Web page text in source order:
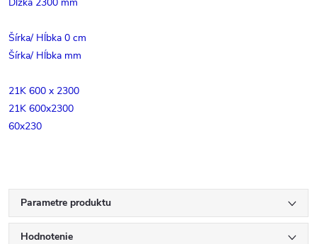
Šírka/ Hĺbka 0 cm
Šírka/ Hĺbka mm
21K 600 x 2300
21K 600x2300
60x230
Parametre produktu
Hodnotenie